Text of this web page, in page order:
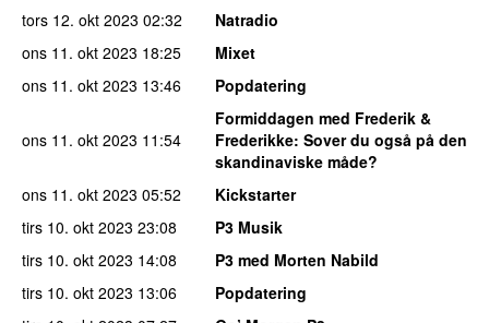
tors 12. okt 2023 02:32
Natradio
ons 11. okt 2023 18:25
Mixet
ons 11. okt 2023 13:46 Popdatering
ons 11. okt 2023 11:54
Formiddagen med Frederik &
Frederikke: Sover du også på den
skandinaviske måde?
ons 11. okt 2023 05:52
Kickstarter
tirs 10. okt 2023 23:08
P3 Musik
tirs 10. okt 2023 14:08
P3 med Morten Nabild
tirs 10. okt 2023 13:06
Popdatering